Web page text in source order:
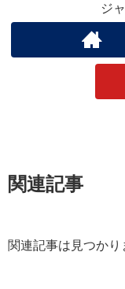
ジ
関連記事
関連記事は見つかり